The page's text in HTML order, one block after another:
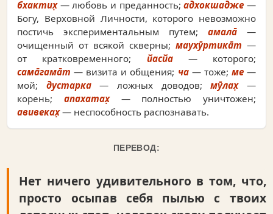
бхактих̣— любовь и преданность;адхокшадже —
Богу, Верховной Личности, которого невозможно
постичь экспериментальным путем; амала̄—
очищенный от всякой скверны; маухӯртика̄т —
от кратковременного; йасйа— которого;
сама̄гама̄т — визита и общения; ча— тоже; ме—
мой; дустарка— ложных доводов;мӯлах̣—
корень; апахатах̣— полностью уничтожен;
авивеках̣— неспособность распознавать.
ПЕРЕВОД:
Нет ничего удивительного в том, что,
просто осыпав себя пылью с твоих